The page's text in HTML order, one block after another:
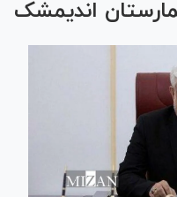
اندیمشک